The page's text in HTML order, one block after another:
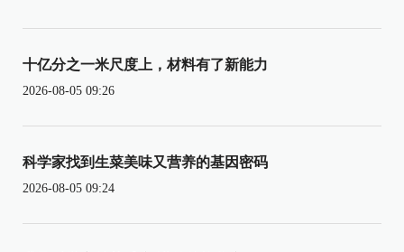
十亿分之一米尺度上，材料有了新能力
2026-08-05 09:26
科学家找到生菜美味又营养的基因密码
2026-08-05 09:24